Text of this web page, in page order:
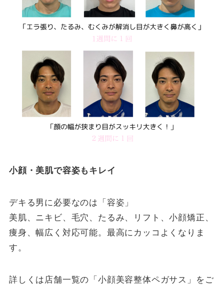
小顔・美肌で容姿もキレイ
デキる男に必要なのは「容姿」
美肌、ニキビ、毛穴、たるみ、リフト、小顔矯正、
痩身、幅広く対応可能。最高にカッコよくなりま
す。
詳しくは店舗一覧の「小顔美容整体ペガサス」をご